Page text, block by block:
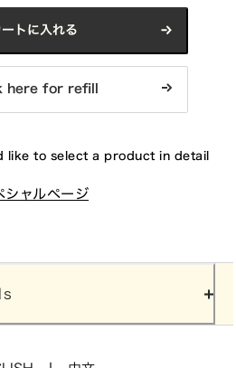
ートに入れる
here for refill
like to select a product in detail
シャルページ